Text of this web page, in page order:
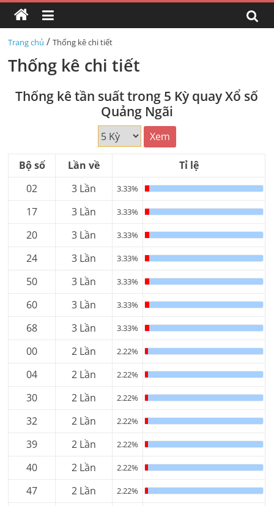
Trang chủ /Thống kê chi tiết
Thống kê chi tiết
Thống kê tần suất trong 5 Kỳ quay Xổ số
Quảng Ngãi
Xem
Bộ số Lần về
Tỉ lệ
02
3 Lần 3.33%
17 3 Lần 3.33%
20 3 Lần 3.33%
24 3 Lần 3.33%
50 3 Lần 3.33%
60 3 Lần 3.33%
68 3 Lần 3.33%
00 2 Lần 2.22%
04 2 Lần 2.22%
30 2 Lần 2.22%
32 2 Lần 2.22%
39 2 Lần 2.22%
40 2 Lần 2.22%
47 2 Lần 2.22%